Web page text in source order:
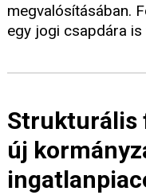
megvalósításában.
egy jogi csapdára
Strukturális
új